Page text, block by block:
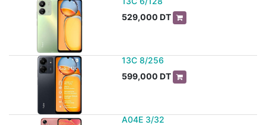
529,000 DT
13C 8/256
599,000 DT
A04E 3/32